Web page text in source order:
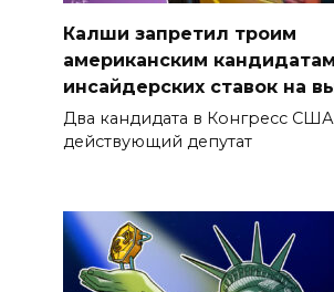
Калши запретил троим
американским
инсайдерских ставок на
Два кандидата в Конгресс
действующий депутат